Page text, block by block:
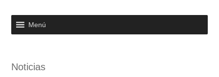
Receso de verano
Sobre el Portal
Menú
Noticias